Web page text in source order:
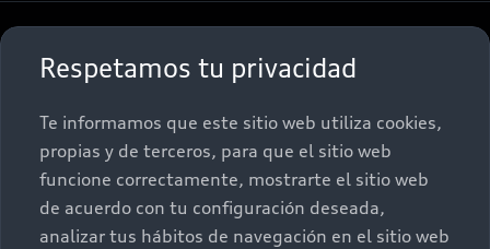
Respetamos tu privacidad
Te informamos que este sitio web utiliza cookies,
propias y de terceros, para que el sitio web
funcione correctamente, mostrarte el sitio web
de acuerdo con tu configuración deseada,
analizar tus hábitos de navegación en el sitio web
Sobre Nosotros
Nuestras Promociones
Postventa
Audi Aftersales
Autos Nuevos